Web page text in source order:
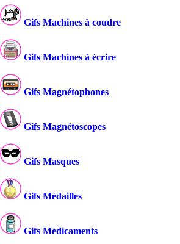
Gifs Machines à coudre
Gifs Machines à écrire
Gifs Magnétophones
Gifs Magnétoscopes
Gifs Masques
Gifs Médailles
Gifs Médicaments